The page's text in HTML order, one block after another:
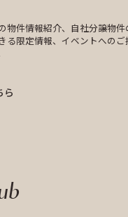
物件情報紹介、自社分譲物
る限定情報、イベントへのご
ら